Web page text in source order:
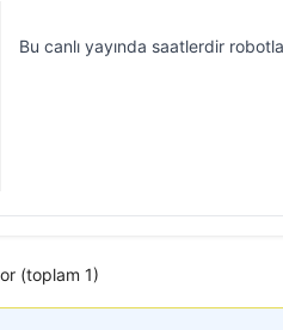
Bu canlı yayında saatlerdir robotlar
(toplam 1)